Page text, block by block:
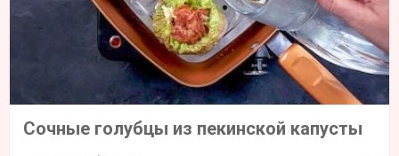
Сочные голубцы из пекинской капусты